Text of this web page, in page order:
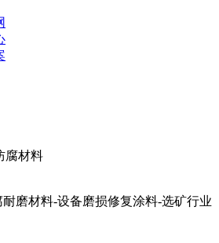
磨材料-设备磨损修复涂料-选矿行业